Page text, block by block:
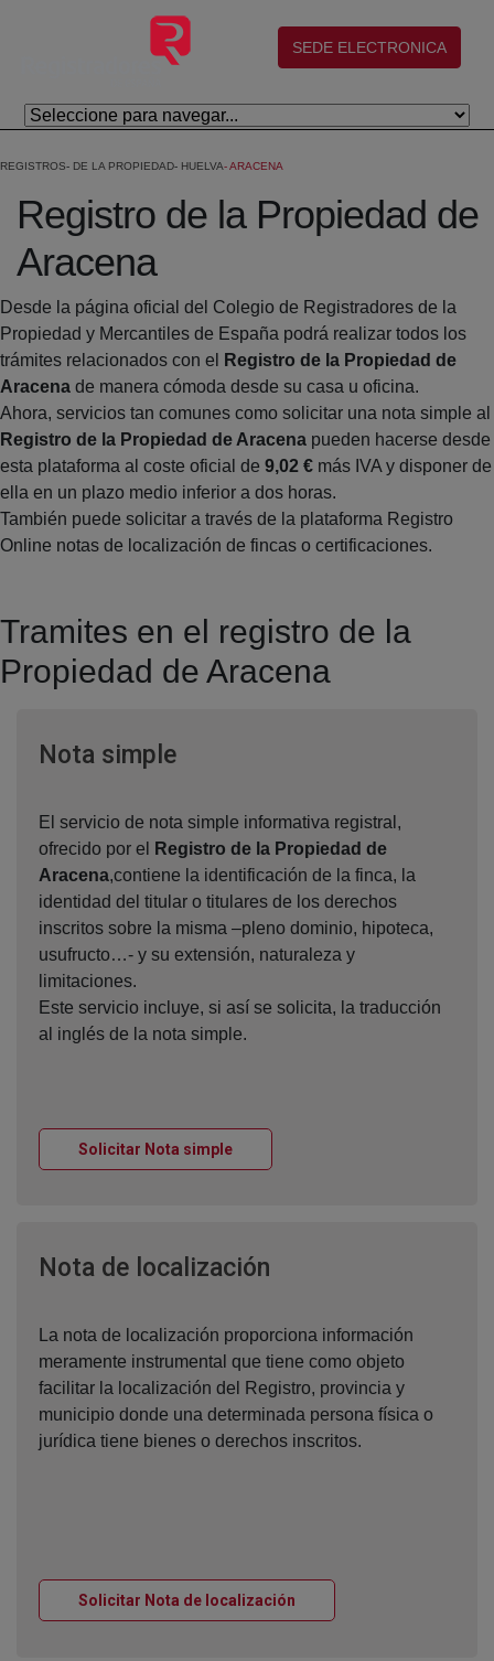
Saltar al contenido principal
(abre en nueva ventana)
SEDE ELECTRONICA
REGISTROS DE LA PROPIEDAD HUELVA ARACENA
Registro de la Propiedad de
Aracena
Desde la página oficial del Colegio de Registradores de la
Propiedad y Mercantiles de España podrá realizar todos los
trámites relacionados con el
Registro de la Propiedad de
Aracena de manera cómoda desde su casa u oficina.
Ahora, servicios tan comunes como solicitar una nota simple al
Registro de la Propiedad de Aracena pueden hacerse desde
esta plataforma al coste oficial de 9,02 € más IVA y disponer de
ella en un plazo medio inferior a dos horas.
También puede solicitar a través de la plataforma Registro
Online notas de localización de fincas o certificaciones.
Tramites en el registro de la
Propiedad de Aracena
Nota simpleVentana nueva
El servicio de nota simple informativa registral,
ofrecido por el
Registro de la Propiedad de
Aracena,contiene la identificación de la finca, la
identidad del titular o titulares de los derechos
inscritos sobre la misma –pleno dominio, hipoteca,
usufructo…- y su extensión, naturaleza y
limitaciones.
Este servicio incluye, si así se solicita, la traducción
al inglés de la nota simple.
Solicitar Nota simpleVentana nueva
Nota de localización
La nota de localización proporciona información
meramente instrumental que tiene como objeto
facilitar la localización del Registro, provincia y
municipio donde una determinada persona física o
jurídica tiene bienes o derechos inscritos.
Solicitar Nota de localización